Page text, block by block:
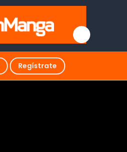
Regístrate